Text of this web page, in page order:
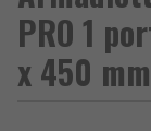
PRO 1
x 450 mm